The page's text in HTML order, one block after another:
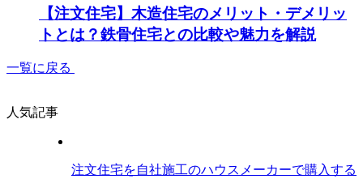
【注文住宅】木造住宅のメリット・デメリッ
トとは？鉄骨住宅との比較や魅力を解説
一覧に戻る
人気記事
注文住宅を自社施工のハウスメーカーで購入する